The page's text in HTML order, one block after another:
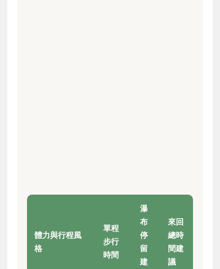
體力與行程風
格
單程
步行
時間
瀑
布
停
留
建
來回
總時
間建
議